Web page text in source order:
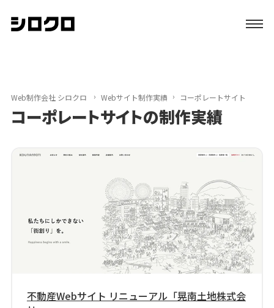
サービス
会社案内
シロクロマガジン
Web制作会社 シロクロ Webサイト制作実績 コーポレートサイト
コーポレートサイトの制作実績
不動産Webサイト リニューアル「晃南土地株式会